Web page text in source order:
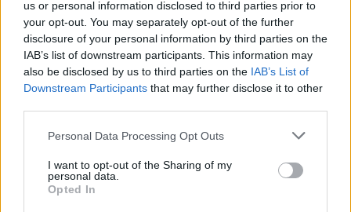
us or personal information disclosed to third parties prior to
your opt-out. You may separately opt-out of the further
disclosure of your personal information by third parties on the
IAB’s list of downstream participants. This information may
also be disclosed by us to third parties on the IAB’s List of
Downstream Participants that may further disclose it to other
Personal Data Processing Opt Outs
I want to opt-out of the Sharing of my
personal data.
Opted In
smaga vai ļoti smaga, un katrai pakāpei atbilst teorētisks
vispārējo darbspēju zaudējums. Nosakot funkcionēšanas
ierobežojuma pakāpi, tiek vērtētas gan pašaprūpes spējas, gan
cilvēka perspektīvas darba tirgū, ņemot vērā gan viņa izglītību,
gan darba pieredzi, gan vecumu, kā arī, vai ir grūtības
iekļauties sabiedrībā.
– Pieļauju, ka tas attiecināms arī uz Annu…
Māris Andersons:Jā, kādreiz ir iespējas piedāvāt cilvēkam ar
ierobežotām darbspējām pārkvalificēties citādākam darbam.